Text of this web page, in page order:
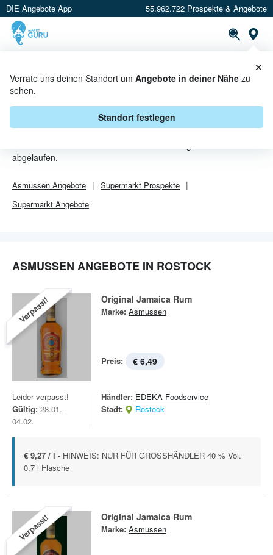
DIE Angebote App 55.962.722 Prospekte & Angebote
Verrate uns deinen Standort um Angebote in deiner Nähe zu
sehen.
Standort festlegen
×
ASMUSSEN ANGEBOTE IN
abgelaufen.
Asmussen Angebote Supermarkt Prospekte
Supermarkt Angebote
ASMUSSEN ANGEBOTE IN ROSTOCK
Verpasst! Original Jamaica Rum
Marke: Asmussen
Preis: € 6,49
Leider verpasst!
Gültig: 28.01. -
04.02.
Händler: EDEKA Foodservice
Stadt:
Rostock
€ 9,27 / l - HINWEIS: NUR FÜR GROSSHÄNDLER 40 % Vol.
0,7 l Flasche
Verpasst! Original Jamaica Rum
Marke: Asmussen